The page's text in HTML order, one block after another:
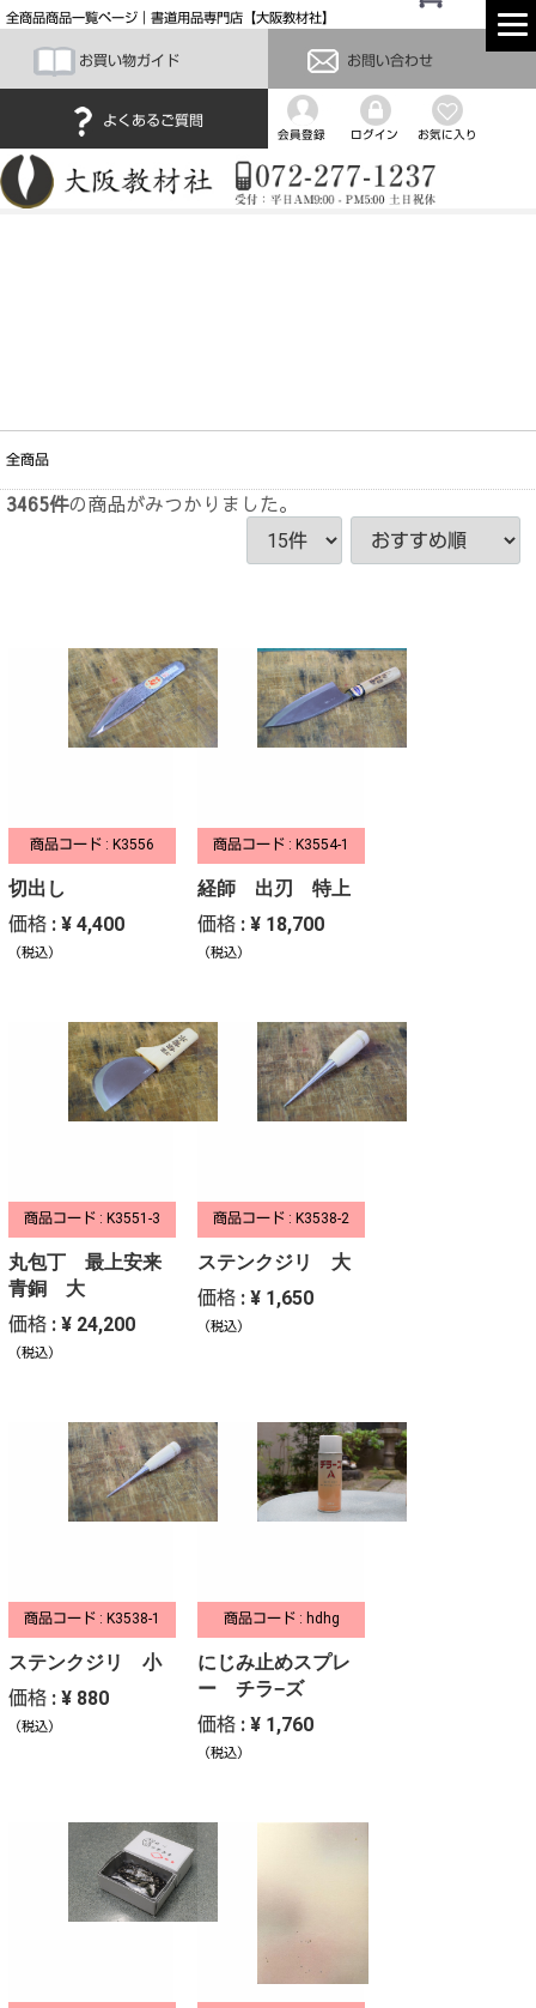
全商品商品一覧ページ｜書道用品専門店【大阪教材社】
お買い物ガイド お問い合わせ
よくあるご質問
会員登録 ログイン お気に入り
全商品
3465件の商品がみつかりました。
商品コード : K3556
切出し
価格 : ¥ 4,400
（税込）
商品コード : K3554-1
経師 出刃 特上
価格 : ¥ 18,700
（税込）
商品コード : K3551-3
丸包丁 最上安来
青銅 大
価格 : ¥ 24,200
（税込）
商品コード : K3538-2
ステンクジリ 大
価格 : ¥ 1,650
（税込）
商品コード : K3538-1
ステンクジリ 小
価格 : ¥ 880
（税込）
商品コード : hdhg
にじみ止めスプレ
ー チラ−ズ
価格 : ¥ 1,760
（税込）